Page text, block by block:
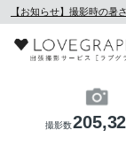
【お知らせ】撮影時の暑
撮影数